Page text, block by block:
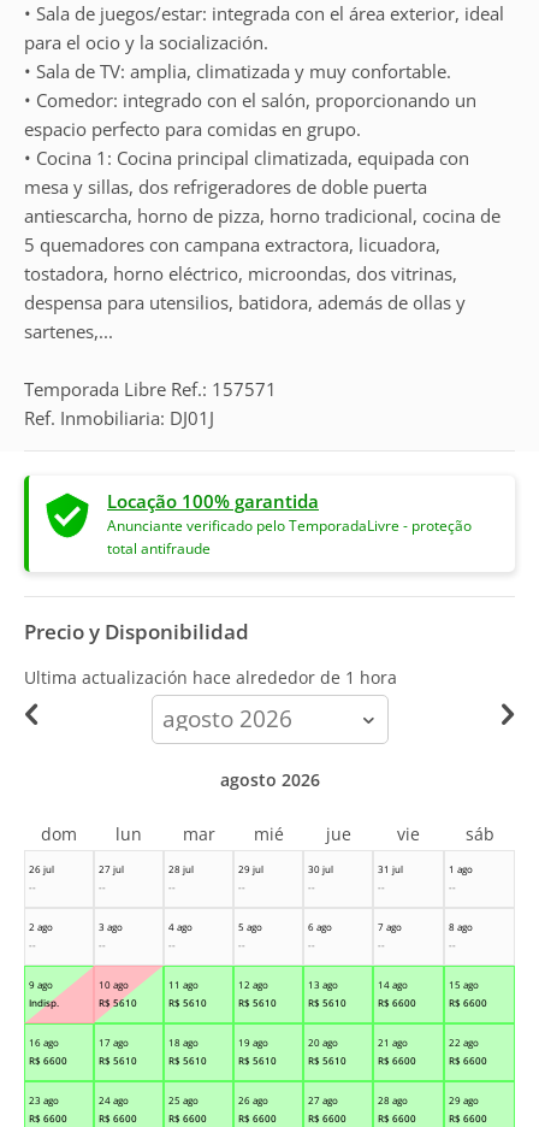
• Sala de juegos/estar: integrada con el área exterior, ideal
para el ocio y la socialización.
• Sala de TV: amplia, climatizada y muy confortable.
• Comedor: integrado con el salón, proporcionando un
espacio perfecto para comidas en grupo.
• Cocina 1: Cocina principal climatizada, equipada con
mesa y sillas, dos refrigeradores de doble puerta
antiescarcha, horno de pizza, horno tradicional, cocina de
5 quemadores con campana extractora, licuadora,
tostadora, horno eléctrico, microondas, dos vitrinas,
despensa para utensilios, batidora, además de ollas y
sartenes,...
Temporada Libre Ref.: 157571
Ref. Inmobiliaria: DJ01J
Locação 100% garantida
Anunciante verificado pelo TemporadaLivre - proteção
total antifraude
Precio y Disponibilidad
Ultima actualización hace alrededor de 1 hora
calendar-
month
26 jul
--
27 jul
--
28 jul
--
29 jul
--
30 jul
--
31 jul
--
1 ago
--
2 ago
--
3 ago
--
4 ago
--
5 ago
--
6 ago
--
7 ago
--
8 ago
--
9 ago
Indisp.
10 ago
R$ 5610
11 ago
R$ 5610
12 ago
R$ 5610
13 ago
R$ 5610
14 ago
R$ 6600
15 ago
R$ 6600
16 ago
R$ 6600
17 ago
R$ 5610
18 ago
R$ 5610
19 ago
R$ 5610
20 ago
R$ 5610
21 ago
R$ 6600
22 ago
R$ 6600
23 ago
R$ 6600
24 ago
R$ 6600
25 ago
R$ 6600
26 ago
R$ 6600
27 ago
R$ 6600
28 ago
R$ 6600
29 ago
R$ 6600
agosto 2026
dom lun mar mié jue vie sáb